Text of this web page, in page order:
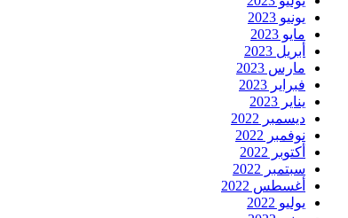
يونيو 2023
مايو 2023
أبريل 2023
مارس 2023
فبراير 2023
يناير 2023
ديسمبر 2022
نوفمبر 2022
أكتوبر 2022
سبتمبر 2022
أغسطس 2022
يوليو 2022